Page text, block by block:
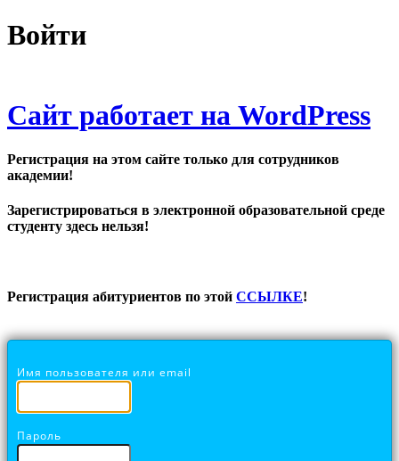
Войти
Сайт работает на WordPress
Регистрация на этом сайте только для сотрудников
академии!
Зарегистрироваться в электронной образовательной среде
студенту здесь нельзя!
Регистрация абитуриентов по этой ССЫЛКЕ!
Имя пользователя или email
Пароль